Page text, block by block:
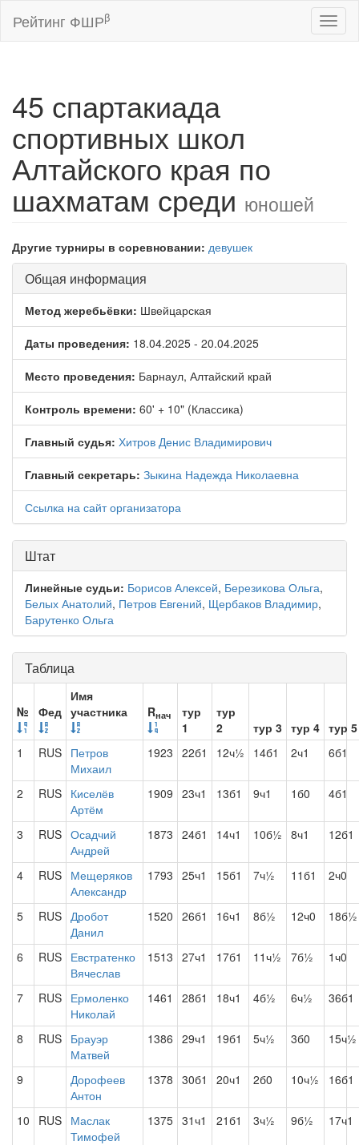
Рейтинг ФШРβ
45 спартакиада
спортивных школ
Алтайского края по
шахматам среди юношей
Другие турниры в соревновании: девушек
Общая информация
Метод жеребьёвки: Швейцарская
Даты проведения: 18.04.2025 - 20.04.2025
Место проведения: Барнаул, Алтайский край
Контроль времени: 60' + 10" (Классика)
Главный судья: Хитров Денис Владимирович
Главный секретарь: Зыкина Надежда Николаевна
Ссылка на сайт организатора
Штат
Линейные судьи: Борисов Алексей, Березикова Ольга,
Белых Анатолий, Петров Евгений, Щербаков Владимир,
Барутенко Ольга
Таблица
№ Фед
Имя
участника
Rнач
тур
1
тур
2
тур 3 тур 4 тур 5
1
RUS Петров
Михаил
1923 22б1 12ч½ 14б1 2ч1 6б1
2 RUS Киселёв
Артём
1909 23ч1 13б1 9ч1 1б0 4б1
3 RUS Осадчий
Андрей
1873 24б1 14ч1 10б½ 8ч1 12б1
4 RUS Мещеряков
Александр
1793 25ч1 15б1 7ч½ 11б1 2ч0
5 RUS Дробот
Данил
1520 26б1 16ч1 8б½ 12ч0 18б½
6 RUS Евстратенко
Вячеслав
1513 27ч1 17б1 11ч½ 7б½ 1ч0
7 RUS Ермоленко
Николай
1461 28б1 18ч1 4б½ 6ч½ 36б1
8 RUS Брауэр
Матвей
1386 29ч1 19б1 5ч½ 3б0 15ч½
9
Дорофеев
Антон
1378 30б1 20ч1 2б0 10ч½ 16б1
10 RUS Маслак
Тимофей
1375 31ч1 21б1 3ч½ 9б½ 17ч1